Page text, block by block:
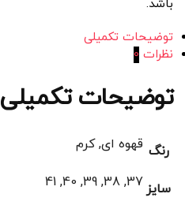
باشد.
توضیحات تکمیلی
نظرات 0
توضیحات تکمیلی
رنگ قهوه ای, کرم
سایز 37, 38, 39, 40, 41